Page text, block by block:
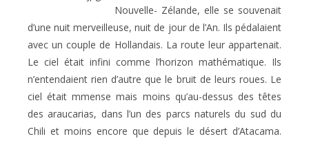
Nouvelle- Zélande, elle se souvenait
d’une nuit merveilleuse, nuit de jour de l’An. Ils pédalaient
avec un couple de Hollandais. La route leur appartenait.
Le ciel était infini comme l’horizon mathématique. Ils
n’entendaient rien d’autre que le bruit de leurs roues. Le
ciel était mmense mais moins qu’au-dessus des têtes
des araucarias, dans l’un des parcs naturels du sud du
Chili et moins encore que depuis le désert d’Atacama.